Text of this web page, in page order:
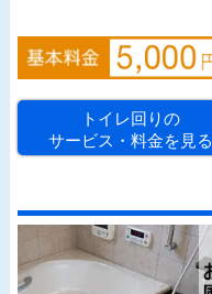
トイレ回りの
サービス・料金を見る